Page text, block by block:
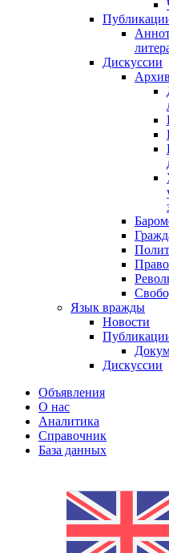
Дискуссии
Право
Язык вражды
Новости
Дискуссии
Объявления
О нас
Аналитика
Справочник
База данных